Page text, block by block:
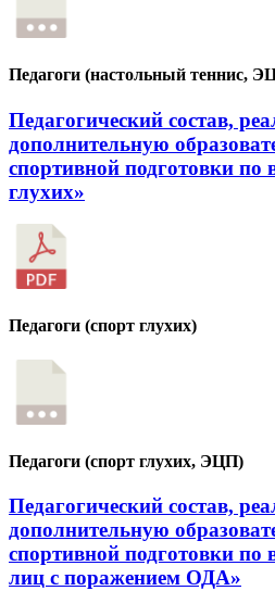
Педагоги (настольный теннис,
Педагогический состав,
дополнительную
спортивной подготовки по
глухих»
Педагоги (спорт глухих)
Педагоги (спорт глухих, ЭЦП)
Педагогический состав,
дополнительную
спортивной подготовки по
лиц с поражением ОДА»